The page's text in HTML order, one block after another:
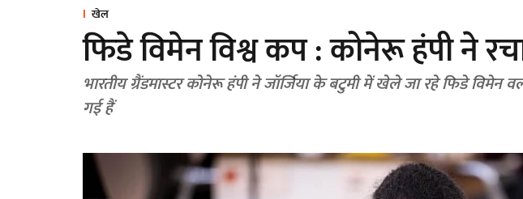
खेल
फिडे विमेन विश्व कप : कोनेरू हंपी ने
भारतीय ग्रैंडमास्टर कोनेरू हंपी ने जॉर्जिया के बटुमी में खेले जा रहे फिडे
गई हैं